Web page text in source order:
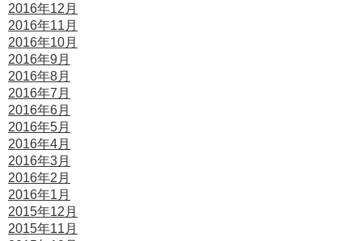
2016年12月
2016年11月
2016年10月
2016年9月
2016年8月
2016年7月
2016年6月
2016年5月
2016年4月
2016年3月
2016年2月
2016年1月
2015年12月
2015年11月